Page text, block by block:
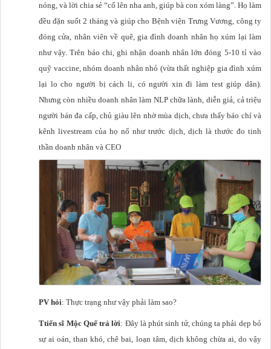
nóng, và lời chia sẻ “cố lên nha anh, giúp bà con xóm làng”. Họ làm
đều đặn suốt 2 tháng và giúp cho Bệnh viện Trưng Vương, công ty
đóng cửa, nhân viên về quê, gia đình doanh nhân họ xúm lại làm
như vậy. Trên báo chi, ghi nhận doanh nhân lớn đóng 5-10 tỉ vào
quỹ vaccine, nhóm doanh nhân nhỏ (vừa thất nghiệp gia đình xúm
lại lo cho người bị cách li, có người xin đi làm test giúp dân).
Nhưng còn nhiều doanh nhân làm NLP chữa lành, diễn giả, cả triệu
người bán đa cấp, chủ giàu lên nhờ mùa dịch, chưa thấy báo chí và
kênh livestream của họ nổ như trước dịch, dịch là thước đo tinh
thần doanh nhân và CEO
PV hỏi: Thực trạng như vậy phải làm sao?
Ttiến sĩ Mộc Quế trả lời: Đây là phút sinh tử, chúng ta phải dẹp bỏ
sự ai oán, than khó, chê bai, loạn tâm, dịch không chừa ai, do vậy